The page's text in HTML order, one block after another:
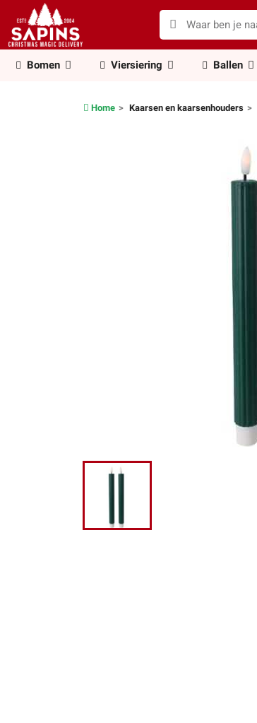
Bomen Viersiering Ballen
Home Kaarsen en kaarsenhouders